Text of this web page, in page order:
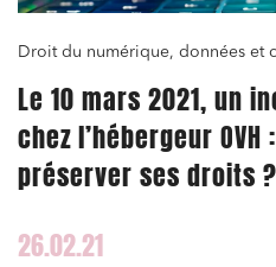
Droit du numérique, données et
Le 10 mars 2021, un
chez l’hébergeur
préserver ses droits ?
26.02.21